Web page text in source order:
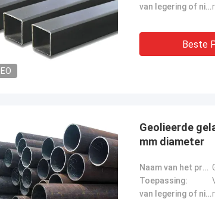
Diana Costa
door de sterkte en afwerking
staal, perfect voor onze
projecten.
Een
zeer
van legering of niet:
Beste
Geolieerde
mm diameter
Naam van het product:
Toepassing:
van legering of niet: